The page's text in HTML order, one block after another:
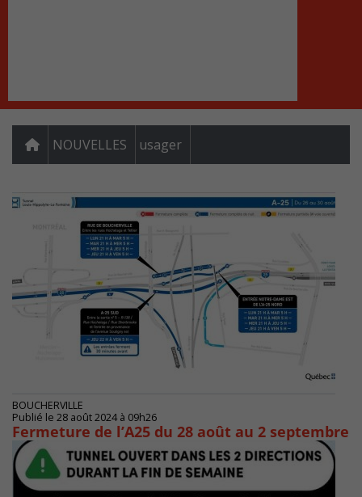
NOUVELLES usager
BOUCHERVILLE
Publié le 28 août 2024 à 09h26
Fermeture de l’A25 du 28 août au 2 septembre